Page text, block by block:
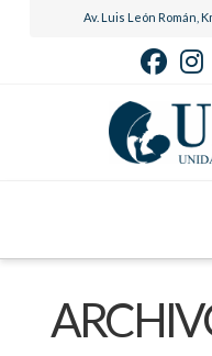
Av. Luis León Román,